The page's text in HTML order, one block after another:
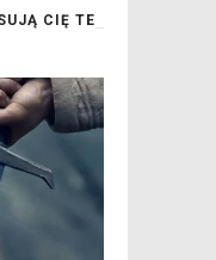
CIĘ TE